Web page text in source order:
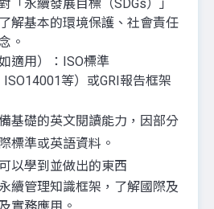
「永續發展目標（SDGs）」
解基本的環境保護、社會責任
。
適用）：ISO標準
ISO14001等）或GRI報告框架
基礎的英文閱讀能力，因部分
標準或英語資料。
以學到並做出的東西
續管理知識框架，了解國際及